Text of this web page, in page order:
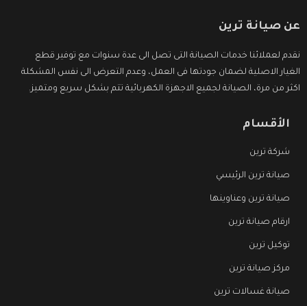
عن صيانة ترين
نقدم لعملائنا خدمات الصيانة التى تصل الى عدة سنوات مع توفير قطع
الغيار الاصلية لضمان جودتها فى العمل، وعدم التعرض الى نفس المشكلة
اكثر من مرة، الصيانة لجميع الاجهزة الكهربائية تتم بشكل سريع ومتميز.
الأقسام
شركة ترين
صيانة ترين الرئيسي
صيانة ترين وعناوينها
ارقام صيانة ترين
توكيل ترين
مركز صيانة ترين
صيانة غسالات ترين